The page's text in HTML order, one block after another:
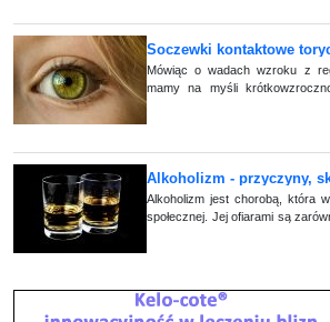
Soczewki kontaktowe
komfort widzenia dla
Co warto o nich wiedzieć?
Mówiąc o wadach wzroku z
mamy na myśli
Alkoholizm - przyczyny,
alkoholizmu
Alkoholizm jest chorobą, która
społecznej. Jej ofiarami są